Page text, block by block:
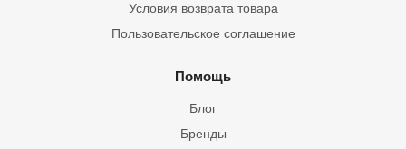
Условия возврата товара
Пользовательское соглашение
Помощь
Блог
Бренды